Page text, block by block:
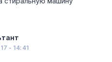
- 14:41